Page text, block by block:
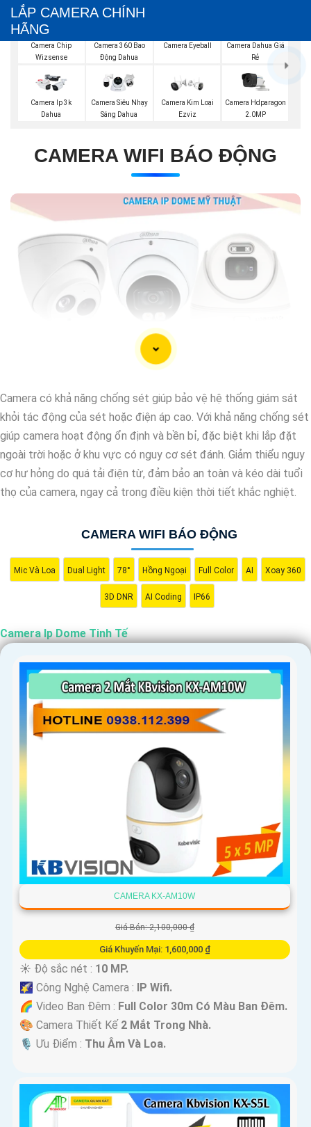
LẮP CAMERA CHÍNH
HÃNG
Camera Chip
Wizsense
Camera 360 Bao
Động Dahua
Camera Eyeball
Camera Dahua Giá
Rẻ
Camera Ip 3k
Dahua
Camera Siêu Nhạy
Sáng Dahua
Camera Kim Loại
Ezviz
Camera Hdparagon
2.0MP
CAMERA WIFI BÁO ĐỘNG
Camera có khả năng chống sét giúp bảo vệ hệ thống giám sát
khỏi tác động của sét hoặc điện áp cao. Với khả năng chống sét
giúp camera hoạt động ổn định và bền bỉ, đặc biệt khi lắp đặt
ngoài trời hoặc ở khu vực có nguy cơ sét đánh. Giảm thiểu nguy
cơ hư hỏng do quá tải điện từ, đảm bảo an toàn và kéo dài tuổi
thọ của camera, ngay cả trong điều kiện thời tiết khắc nghiệt.
CAMERA WIFI BÁO ĐỘNG
Mic Và Loa Dual Light 78° Hồng Ngoại Full Color AI Xoay 360
3D DNR AI Coding IP66
Camera Ip Dome Tinh Tế
CAMERA KX-AM10W
Giá Bán: 2,100,000 ₫
Giá Khuyến Mại: 1,600,000 ₫
☀️ Độ sắc nét : 10 MP.
🌠 Công Nghệ Camera : IP Wifi.
🌈 Video Ban Đêm : Full Color 30m Có Màu Ban Ðêm.
🎨 Camera Thiết Kế 2 Mắt Trong Nhà.
️🎙 Ưu Điểm : Thu Âm Và Loa.